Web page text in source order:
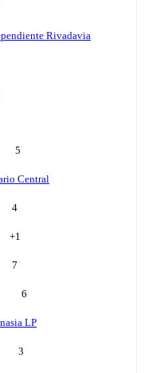
Rivadavia
5
Central
4
+1
7
6
LP
3